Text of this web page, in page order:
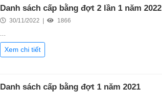
Danh sách cấp bằng đợt 2 lần 1 năm 2022
30/11/2022 | 1866
...
Xem chi tiết
Danh sách cấp bằng đợt 1 năm 2021